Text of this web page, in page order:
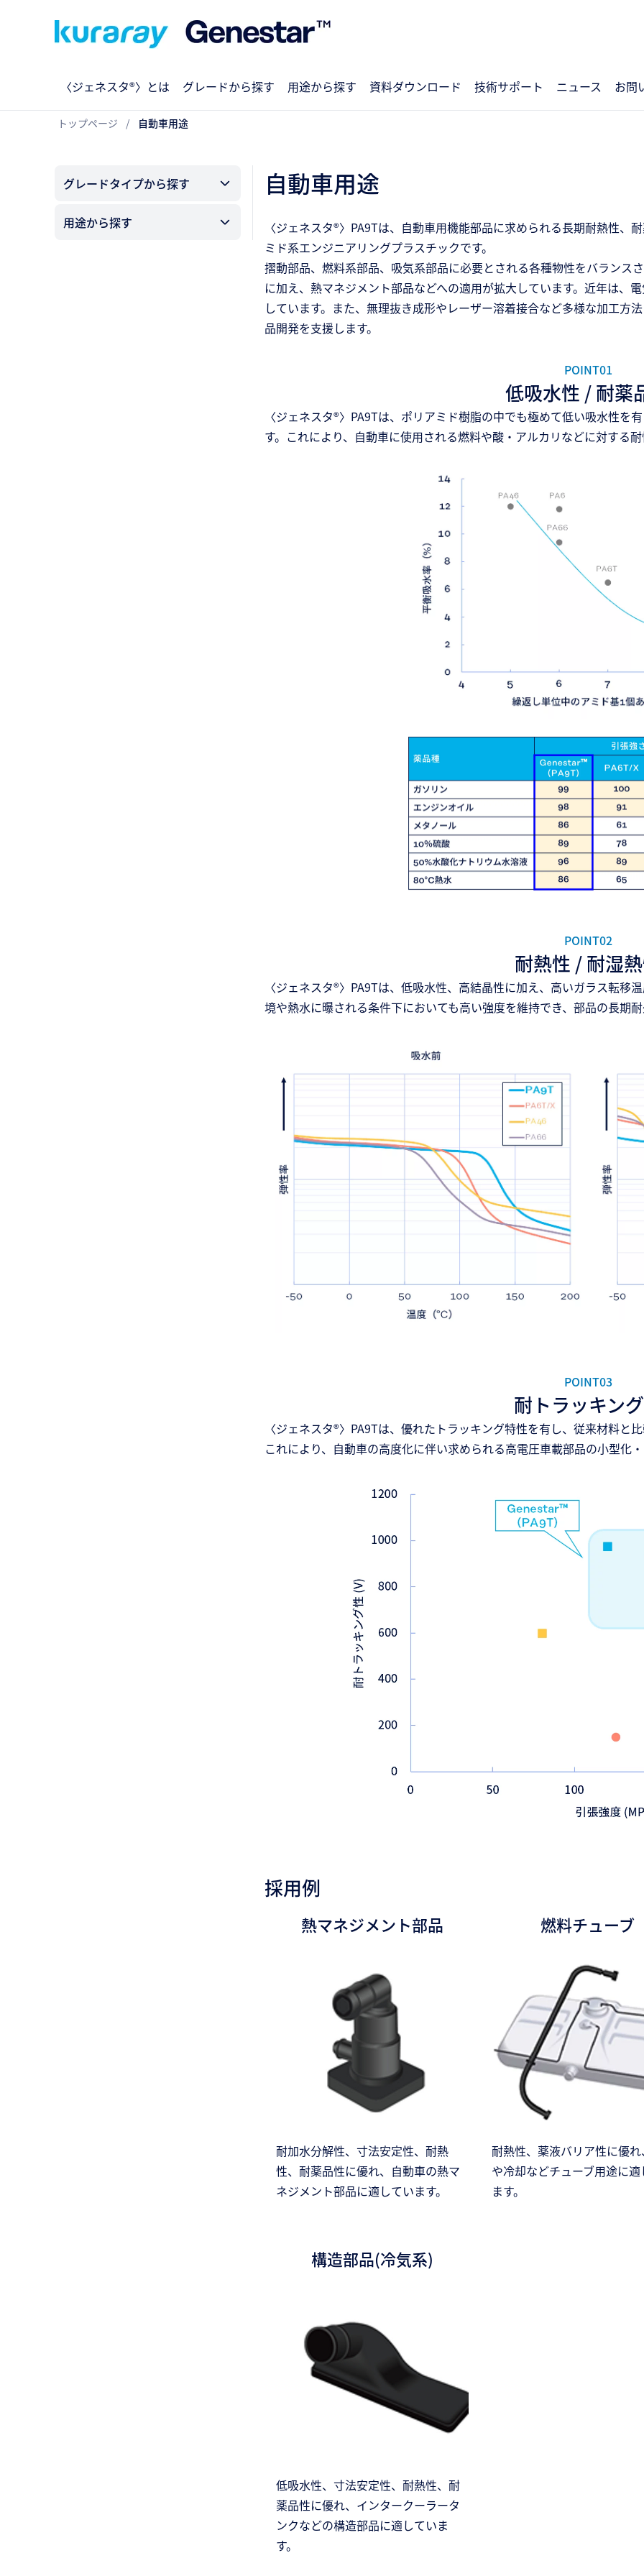
〈ジェネスタ®〉とは グレードから探す 用途から探す 資料ダウンロード 技術サポート ニュース お問
トップページ 自動車用途
グレードタイプから探す
用途から探す
自動車用途
〈ジェネスタ®〉PA9Tは、自動車用機能部品に求められる長期耐熱性
ミド系エンジニアリングプラスチックです。
摺動部品、燃料系部品、吸気系部品に必要とされる各種物性をバランス
に加え、熱マネジメント部品などへの適用が拡大しています。近年は、
しています。また、無理抜き成形やレーザー溶着接合など多様な加工方
品開発を支援します。
POINT01
低吸水性 / 耐薬
〈ジェネスタ®〉PA9Tは、ポリアミド樹脂の中でも極めて低い吸水性を
す。これにより、自動車に使用される燃料や酸・アルカリなどに対する
POINT02
耐熱性 / 耐湿
〈ジェネスタ®〉PA9Tは、低吸水性、高結晶性に加え、高いガラス転移
境や熱水に曝される条件下においても高い強度を維持でき、部品の長期
POINT03
耐トラッキン
〈ジェネスタ®〉PA9Tは、優れたトラッキング特性を有し、従来材料と
これにより、自動車の高度化に伴い求められる高電圧車載部品の小型化
採用例
熱マネジメント部品
耐加水分解性、寸法安定性、耐熱
性、耐薬品性に優れ、自動車の熱マ
ネジメント部品に適しています。
燃料チューブ
耐熱性、薬液バリア性に優
や冷却などチューブ用途に
ます。
構造部品(冷気系)
低吸水性、寸法安定性、耐熱性、耐
薬品性に優れ、インタークーラータ
ンクなどの構造部品に適していま
す。